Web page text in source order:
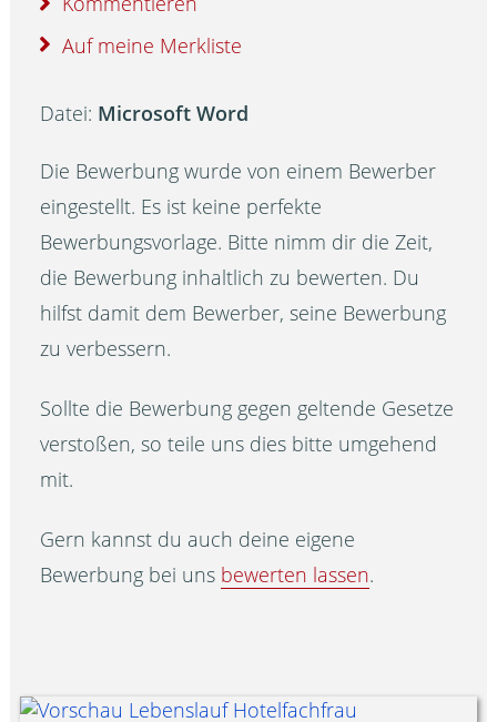
Auf meine Merkliste
Datei: Microsoft Word
Die Bewerbung wurde von einem Bewerber
eingestellt. Es ist keine perfekte
Bewerbungsvorlage. Bitte nimm dir die Zeit,
die Bewerbung inhaltlich zu bewerten. Du
hilfst damit dem Bewerber, seine Bewerbung
zu verbessern.
Sollte die Bewerbung gegen geltende Gesetze
verstoßen, so teile uns dies bitte umgehend
mit.
Gern kannst du auch deine eigene
Bewerbung bei uns bewerten lassen.